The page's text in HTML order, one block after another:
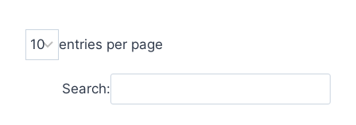
entries per page
Search: